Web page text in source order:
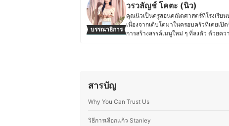
บรรณาธิการ
วรวลัญช์ โคตะ (นิว)
คุณนิวเป็นครูสอนคณิตศาสตร์ที่โรงเรียน
เนื่องจากเติบโตมาในครอบครัวที่เคยเ
การสร้างสรรค์เมนูใหม่ ๆ ที่ลงตัว ด้วยค
สารบัญ
Why You Can Trust Us
วิธีการเลือกแก้ว Stanley